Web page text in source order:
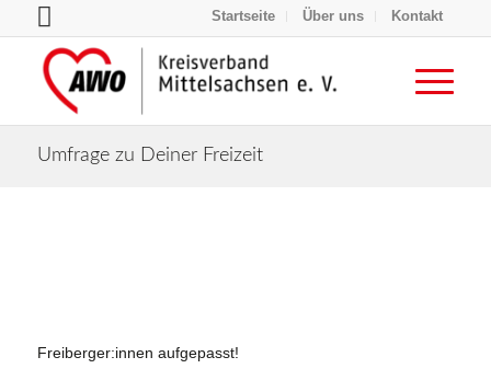
Startseite Über uns Kontakt
Umfrage zu Deiner Freizeit
Freiberger:innen aufgepasst!